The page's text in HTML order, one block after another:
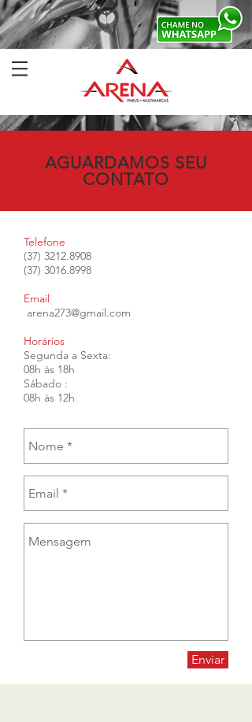
AGUARDAMOS SEU
CONTATO
Telefone
(37) 3212.8908
(37) 3016.8998
Email
arena273@gmail.com
Horários
Segunda a Sexta:
08h às 18h
Sábado :
08h às 12h
Enviar